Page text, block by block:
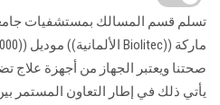
تسلم قسم المسالك بمستشفيات
صحتنا ويعتبر الجهاز من أجهزة علاج
يأتي ذلك في إطار التعاون المستمر